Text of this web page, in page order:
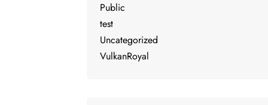
Public
test
Uncategorized
VulkanRoyal